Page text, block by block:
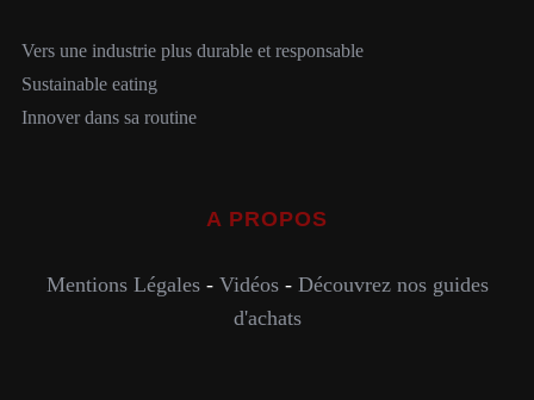
Vers une industrie plus durable et responsable
Sustainable eating
Innover dans sa routine
A PROPOS
Mentions Légales- Vidéos- Découvrez nos guides
d'achats